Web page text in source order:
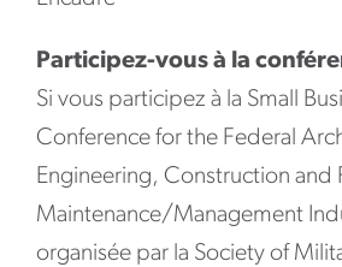
Participez-vous à la
Si vous participez à la Small
Conference for the Federal
Engineering, Construction and
Maintenance/Management
organisée par la Society of